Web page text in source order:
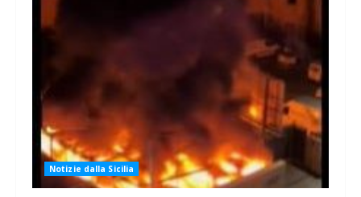
Notizie dalla Sicilia